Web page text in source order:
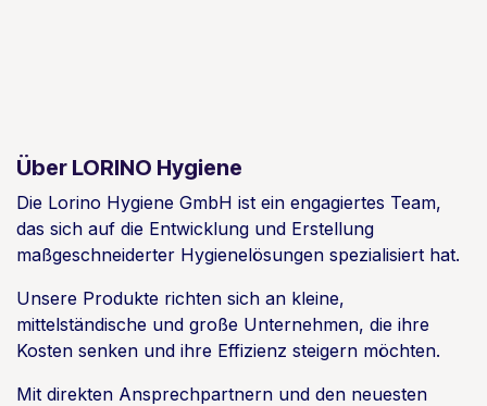
Über LORINO Hygiene
Die Lorino Hygiene GmbH ist ein engagiertes Team,
das sich auf die Entwicklung und Erstellung
maßgeschneiderter Hygienelösungen spezialisiert hat.
Unsere Produkte richten sich an kleine,
mittelständische und große Unternehmen, die ihre
Kosten senken und ihre Effizienz steigern möchten.
Mit direkten Ansprechpartnern und den neuesten